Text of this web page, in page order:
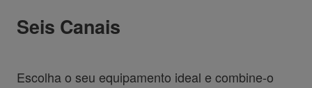
Seis Canais
Escolha o seu equipamento ideal e combine-o